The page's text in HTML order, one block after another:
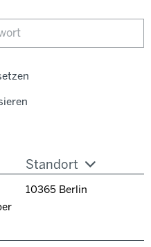
Standort
10365 Berlin